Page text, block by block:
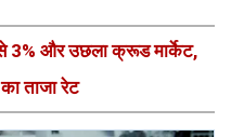
3% और उछला क्रूड मार्केट,
ताजा रेट